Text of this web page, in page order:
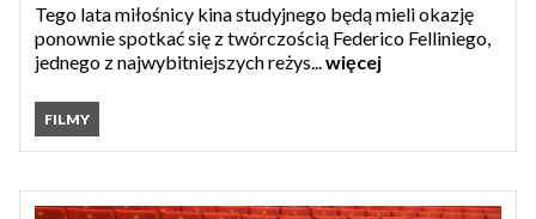
Tego lata miłośnicy kina studyjnego będą mieli okazję
ponownie spotkać się z twórczością Federico Felliniego,
jednego z najwybitniejszych reżys... więcej
FILMY